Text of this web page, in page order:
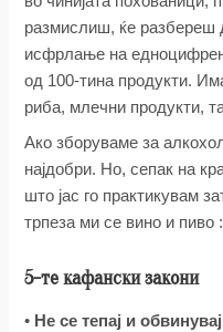
размислиш, ќе разбереш
исфрлање на
од 100-тина продукти.
риба, млечни продукти,
Ако зборуваме за
најдобри. Но, сепак на
што јас го практикувам
трпеза ми се вино и пиво
5-те кафански закони
• Не се тепај и